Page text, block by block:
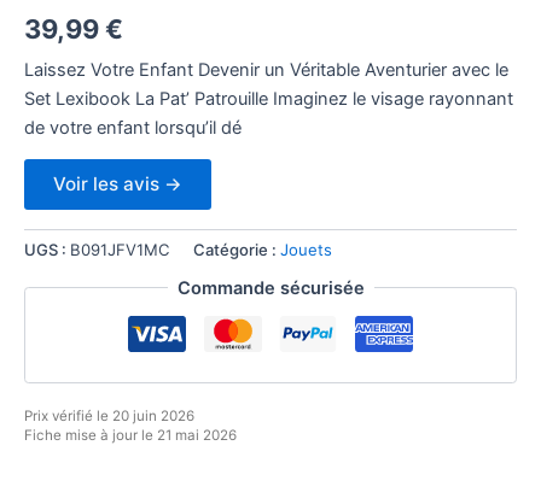
39,99€
Laissez Votre Enfant Devenir un Véritable Aventurier avec le
Set Lexibook La Pat’ Patrouille Imaginez le visage rayonnant
de votre enfant lorsqu’il dé
Voir les avis →
UGS : B091JFV1MC Catégorie : Jouets
Commande sécurisée
Prix vérifié le 20 juin 2026
Fiche mise à jour le 21 mai 2026